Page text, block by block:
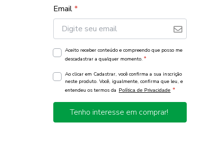
Email*
Aceito receber conteúdo e compreendo que posso me
descadastrar a qualquer momento. *
Ao clicar em Cadastrar, você confirma a sua inscrição
neste produto. Você, igualmente, confirma que leu, e
entendeu os termos da Política de Privacidade *
Tenho interesse em comprar!